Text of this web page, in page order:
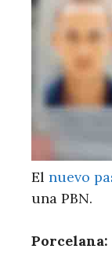
El nuevo
una PBN.
Porcelana: